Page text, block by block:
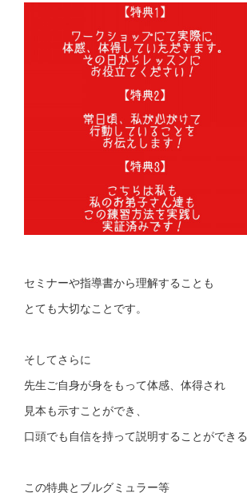
セミナーや指導書から理解することも
とても大切なことです。
そしてさらに
先生ご自身が身をもって体感、体得され
見本も示すことができ、
口頭でも自信を持って説明することができる
この特典とブルグミュラー等